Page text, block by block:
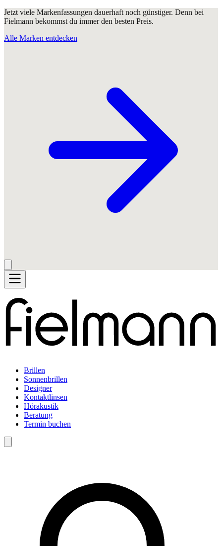
Jetzt viele Markenfassungen dauerhaft noch günstiger. Denn bei
Fielmann bekommst du immer den besten Preis.
Alle Marken entdecken
Brillen
Sonnenbrillen
Designer
Kontaktlinsen
Hörakustik
Beratung
Termin buchen